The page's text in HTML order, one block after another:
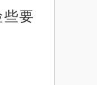
要